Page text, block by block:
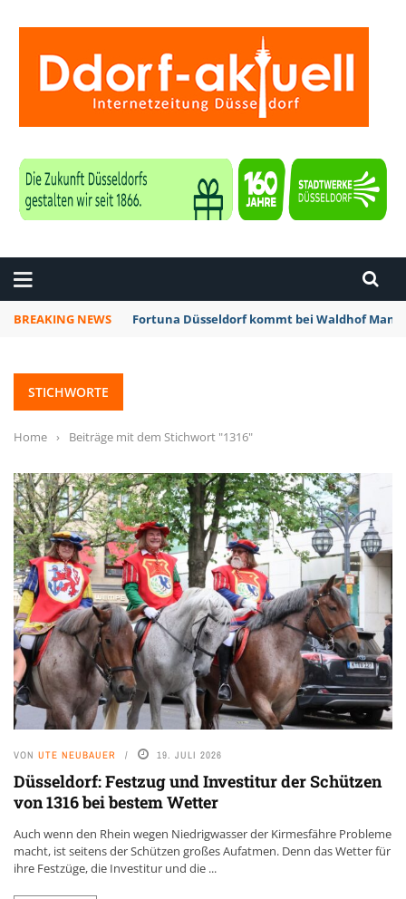
BREAKING NEWS Fortuna Düsseldorf kommt bei Waldhof
STICHWORTE
Home › Beiträge mit dem Stichwort "1316"
VON UTE NEUBAUER 19. JULI 2026
Düsseldorf: Festzug und Investitur der Schützen
von 1316 bei bestem Wetter
Auch wenn den Rhein wegen Niedrigwasser der Kirmesfähre Probleme
macht, ist seitens der Schützen großes Aufatmen. Denn das Wetter für
ihre Festzüge, die Investitur und die ...